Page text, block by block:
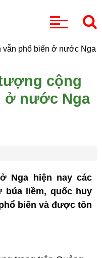
cộng
ở nước Nga
Nga hiện nay các
búa liềm, quốc huy
biến và được tôn